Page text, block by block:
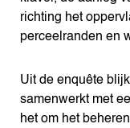
richting het
perceelranden en
Uit de enquête
samenwerkt met
het om het